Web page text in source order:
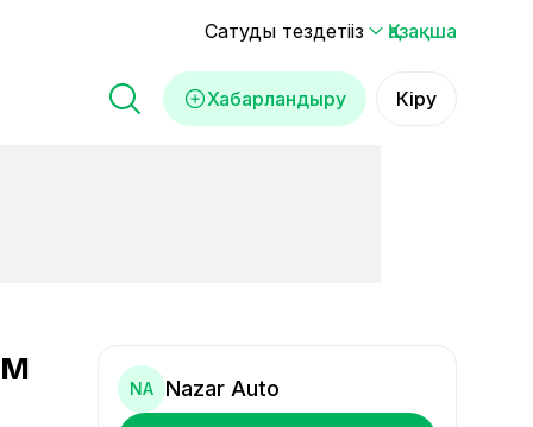
Сатуды тездетіңіз Қазақша
Хабарландыру Кіру
NA Nazar Auto